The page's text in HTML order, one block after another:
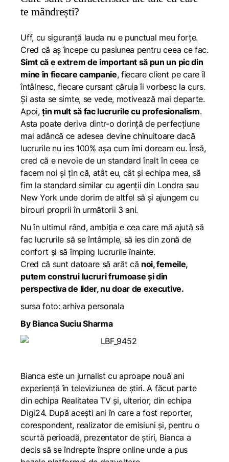
te mândrești?
Uff, cu siguranță lauda nu e punctual meu forțe.
Cred că aș începe cu pasiunea pentru ceea ce fac.
Simt că e extrem de important să pun un pic din
mine în fiecare campanie, fiecare client pe care îl
întâlnesc, fiecare cursant căruia îi vorbesc la curs.
Și asta se simte, se vede, motivează mai departe.
Apoi,țin mult să fac lucrurile cu profesionalism.
Asta poate deriva dintr-o dorință de perfecțiune
mai adâncă ce adesea devine chinuitoare dacă
lucrurile nu ies 100% așa cum îmi doream eu. Însă,
cred că e nevoie de un standard înalt în ceea ce
facem noi și țin că, atât eu, cât și echipa mea, să
fim la standard similar cu agenții din Londra sau
New York unde dorim de altfel să și ajungem cu
birouri proprii în următorii 3 ani.
Nu în ultimul rând, ambiția e cea care mă ajută să
fac lucrurile să se întâmple, să ies din zonă de
confort și să împing lucrurile înainte.
Cred că sunt datoare să arăt că noi, femeile,
putem construi lucruri frumoase și din
perspectiva de lider, nu doar de executive.
sursa foto: arhiva personala
By Bianca Suciu Sharma
Bianca este un jurnalist cu aproape nouă ani
experiență în televiziunea de știri. A făcut parte
din echipa Realitatea TV și, ulterior, din echipa
Digi24. După acești ani în care a fost reporter,
corespondent, realizator de emisiuni și, pentru o
scurtă perioadă, prezentator de știri, Bianca a
decis să se îndrepte înspre online unde a pus